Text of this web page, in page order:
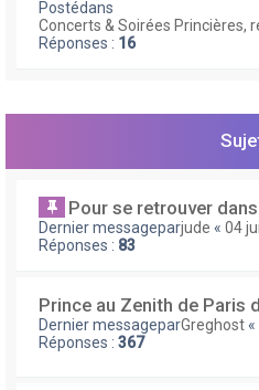
Postédans
Concerts & Soirées Princières,
Réponses : 16
Pour se retrouver
Dernier messageparjude « 04
Réponses : 83
Prince au Zenith de Paris
Dernier messageparGreghost «
Réponses : 367